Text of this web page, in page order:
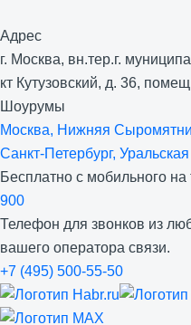
Адрес
г. Москва, вн.тер.г.
кт Кутузовский, д. 36,
Шоурумы
Москва, Нижняя
Санкт-Петербург,
Бесплатно с мобильного
900
Телефон для звонков из
вашего оператора связи.
+7 (495) 500-55-50